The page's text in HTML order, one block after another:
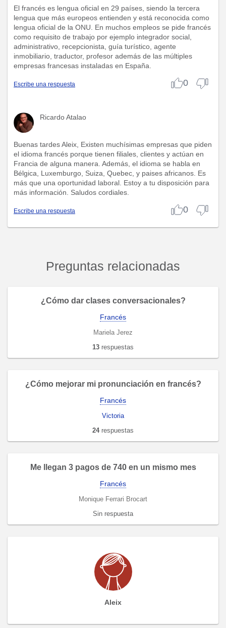
El francés es lengua oficial en 29 países, siendo la tercera
lengua que más europeos entienden y está reconocida como
lengua oficial de la ONU. En muchos empleos se pide francés
como requisito de trabajo por ejemplo integrador social,
administrativo, recepcionista, guía turístico, agente
inmobiliario, traductor, profesor además de las múltiples
empresas francesas instaladas en España.
Escribe una respuesta 0
Ricardo Atalao
Buenas tardes Aleix, Existen muchísimas empresas que piden
el idioma francés porque tienen filiales, clientes y actúan en
Francia de alguna manera. Además, el idioma se habla en
Bélgica, Luxemburgo, Suiza, Quebec, y paises africanos. Es
más que una oportunidad laboral. Estoy a tu disposición para
más información. Saludos cordiales.
Escribe una respuesta 0
Preguntas relacionadas
¿Cómo dar clases conversacionales?
Francés
Mariela Jerez
13 respuestas
¿Cómo mejorar mi pronunciación en francés?
Francés
Victoria
24respuestas
Me llegan 3 pagos de 740 en un mismo mes
Francés
Monique Ferrari Brocart
Sin respuesta
Aleix